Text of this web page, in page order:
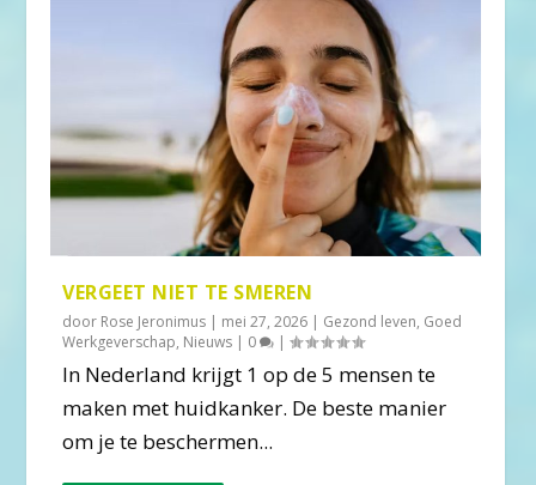
VERGEET NIET TE SMEREN
door Rose Jeronimus | mei 27, 2026 | Gezond leven, Goed
Werkgeverschap, Nieuws | 0 |
In Nederland krijgt 1 op de 5 mensen te
maken met huidkanker. De beste manier
om je te beschermen...